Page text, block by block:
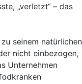
„verletzt“ – das
seinem natürlichen
nicht einbezogen,
Unternehmen